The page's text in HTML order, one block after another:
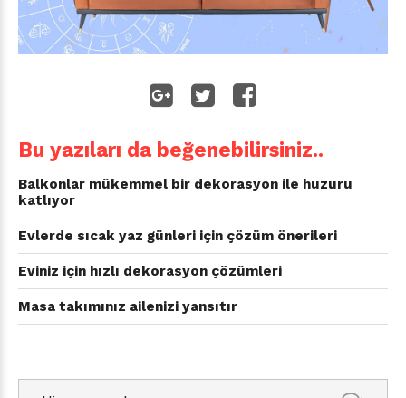
Bu yazıları da beğenebilirsiniz..
Balkonlar mükemmel bir dekorasyon ile huzuru
katlıyor
Evlerde sıcak yaz günleri için çözüm önerileri
Eviniz için hızlı dekorasyon çözümleri
Masa takımınız ailenizi yansıtır